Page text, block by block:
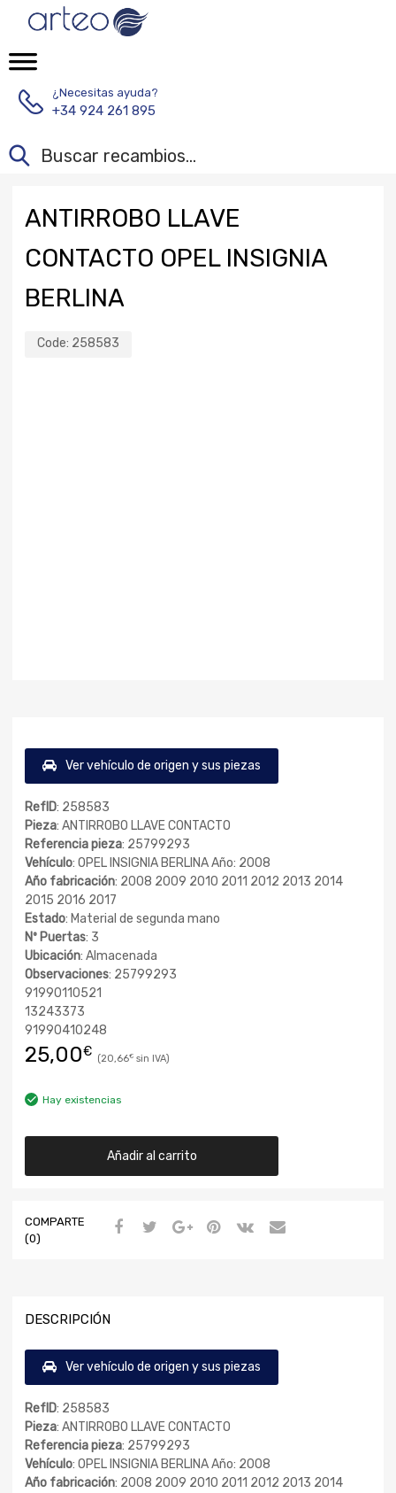
¿Necesitas ayuda?
+34 924 261 895
ANTIRROBO LLAVE
CONTACTO OPEL INSIGNIA
BERLINA
Code: 258583
Ver vehículo de origen y sus piezas
RefID: 258583
Pieza: ANTIRROBO LLAVE CONTACTO
Referencia pieza: 25799293
Vehículo: OPEL INSIGNIA BERLINA Año: 2008
Año fabricación: 2008 2009 2010 2011 2012 2013 2014
2015 2016 2017
Estado: Material de segunda mano
Nº Puertas: 3
Ubicación: Almacenada
Observaciones: 25799293
91990110521
13243373
91990410248
25,00€ 20,66€
Hay existencias
Añadir al carrito
COMPARTE
(0)
DESCRIPCIÓN
Ver vehículo de origen y sus piezas
RefID: 258583
Pieza: ANTIRROBO LLAVE CONTACTO
Referencia pieza: 25799293
Vehículo: OPEL INSIGNIA BERLINA Año: 2008
Año fabricación: 2008 2009 2010 2011 2012 2013 2014